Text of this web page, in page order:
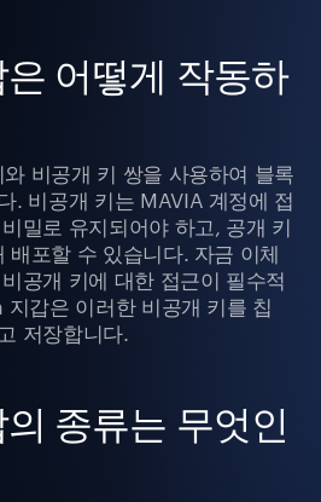
어떻게 작동하
비공개 키 쌍을 사용하여 블록
. 비공개 키는 MAVIA 계정에 접
밀로 유지되어야 하고, 공개 키
포할 수 있습니다. 자금 이체
공개 키에 대한 접근이 필수적
갑은 이러한 비공개 키를 칩
저장합니다.
종류는 무엇인